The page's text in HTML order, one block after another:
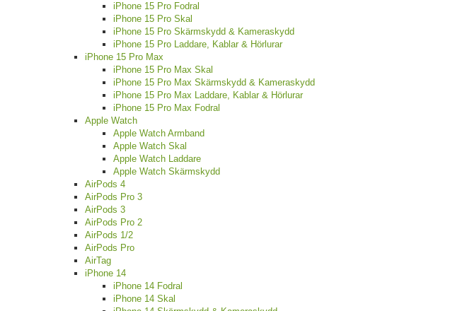
iPhone 15 Pro Fodral
iPhone 15 Pro Skal
iPhone 15 Pro Skärmskydd & Kameraskydd
iPhone 15 Pro Laddare, Kablar & Hörlurar
iPhone 15 Pro Max
iPhone 15 Pro Max Skal
iPhone 15 Pro Max Skärmskydd & Kameraskydd
iPhone 15 Pro Max Laddare, Kablar & Hörlurar
iPhone 15 Pro Max Fodral
Apple Watch
Apple Watch Armband
Apple Watch Skal
Apple Watch Laddare
Apple Watch Skärmskydd
AirPods 4
AirPods Pro 3
AirPods 3
AirPods Pro 2
AirPods 1/2
AirPods Pro
AirTag
iPhone 14
iPhone 14 Fodral
iPhone 14 Skal